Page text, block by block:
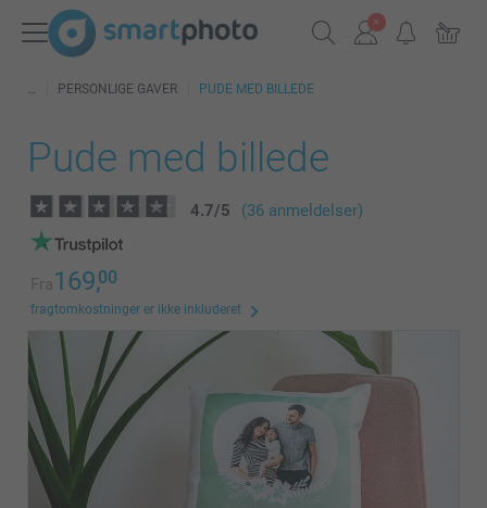
PERSONLIGE GAVER PUDE MED BILLEDE
Pude med billede
4.7/5 (36 anmeldelser)
Fra169,00
fragtomkostninger er ikke inkluderet